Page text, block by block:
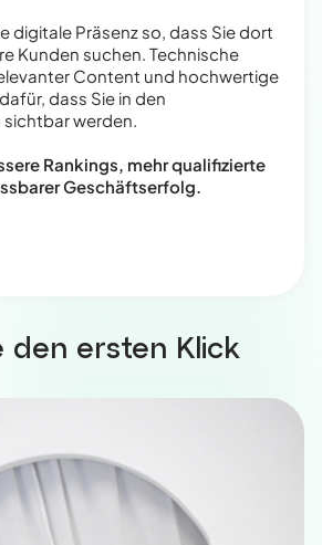
digitale Präsenz so, dass Sie dort
Kunden suchen. Technische
Content und hochwertige
dass Sie in den
werden.
Rankings, mehr qualifizierte
Geschäftserfolg.
den ersten Klick